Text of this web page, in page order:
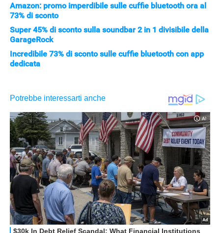
Amazon: promo imperdibile sulle cuffie bluetooth ora al
73% di sconto
Super 45% di sconto sulla soundbar 2 in 1 divisibile della
GarageRock
Incredibile 73% di sconto sulle cuffie bluetooth con app
dedicata